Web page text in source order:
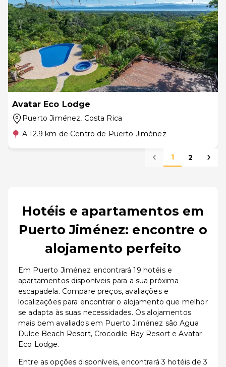
Avatar Eco Lodge
Puerto Jiménez, Costa Rica
A 12.9 km de Centro de Puerto Jiménez
1 2
Hotéis e apartamentos em
Puerto Jiménez: encontre o
alojamento perfeito
Em Puerto Jiménez encontrará 19 hotéis e
apartamentos disponíveis para a sua próxima
escapadela. Compare preços, avaliações e
localizações para encontrar o alojamento que melhor
se adapta às suas necessidades. Os alojamentos
mais bem avaliados em Puerto Jiménez são Agua
Dulce Beach Resort, Crocodile Bay Resort e Avatar
Eco Lodge.
Entre as opções disponíveis, encontrará 3 hotéis de 3